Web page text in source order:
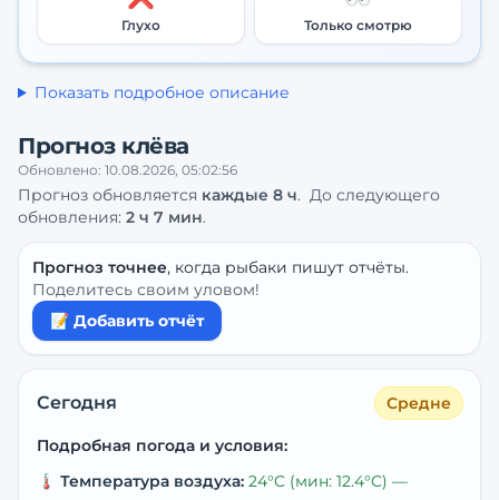
Глухо Только смотрю
Показать подробное описание
Прогноз клёва
Обновлено: 10.08.2026, 05:02:56
Прогноз обновляется каждые 8 ч. До следующего
обновления: 2 ч 7 мин.
Прогноз точнее, когда рыбаки пишут отчёты.
Поделитесь своим уловом!
📝 Добавить отчёт
Сегодня Средне
Подробная погода и условия:
🌡️ Температура воздуха: 24°C (мин: 12.4°C) —